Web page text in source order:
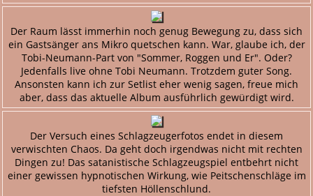
Der Raum lässt immerhin noch genug Bewegung zu, dass sich
ein Gastsänger ans Mikro quetschen kann. War, glaube ich, der
Tobi-Neumann-Part von "Sommer, Roggen und Er". Oder?
Jedenfalls live ohne Tobi Neumann. Trotzdem guter Song.
Ansonsten kann ich zur Setlist eher wenig sagen, freue mich
aber, dass das aktuelle Album ausführlich gewürdigt wird.
Der Versuch eines Schlagzeugerfotos endet in diesem
verwischten Chaos. Da geht doch irgendwas nicht mit rechten
Dingen zu! Das satanistische Schlagzeugspiel entbehrt nicht
einer gewissen hypnotischen Wirkung, wie Peitschenschläge im
tiefsten Höllenschlund.